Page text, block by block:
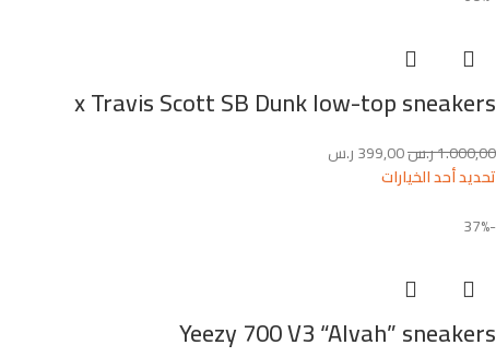
x Travis Scott SB Dunk low-top sneakers
1.000,00ر.س399,00ر.س
تحديد أحد الخيارات
-37%
Yeezy 700 V3 “Alvah” sneakers